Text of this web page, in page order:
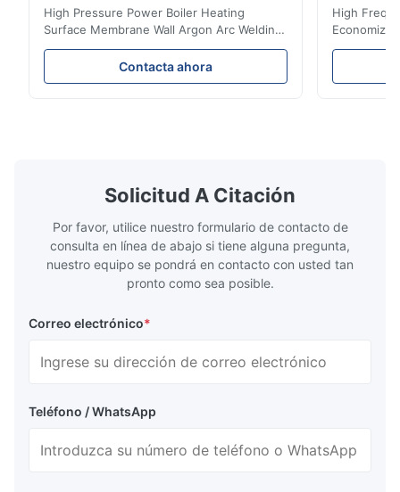
biomasa
High Pressure Power Boiler Heating
Surface Membrane Wall Argon Arc Welding
For Biomass Boiler Product Introduction
Water wall panels with pins usually laid
vertically on the inner wall of the furnace
circulation loop.Because of both cooling
Contacta ahora
High
Product
industrial
Solicitud A Citación
Por favor, utilice nuestro formulario de contacto de
consulta en línea de abajo si tiene alguna pregunta,
nuestro equipo se pondrá en contacto con usted tan
pronto como sea posible.
Correo electrónico*
Teléfono / WhatsApp